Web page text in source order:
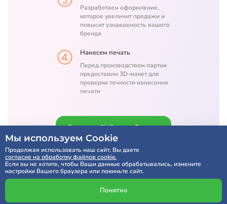
Разработаем оформление,
которое увеличит продажи и
повысит узнаваемость вашего
бренда
Нанесем печать
Перед производством партии
предоставим 3D-макет для
проверки точности нанесения
печати
Расчет по SMS через 5 минут
Получить консультацию
Мы используем Cookie
Продолжая использовать наш сайт, Вы даете
согласие на обработку файлов cookie.
Если вы не хотите, чтобы Ваши данные обрабатывались, измените
настройки Вашего браузера или покиньте сайт.
Понятно